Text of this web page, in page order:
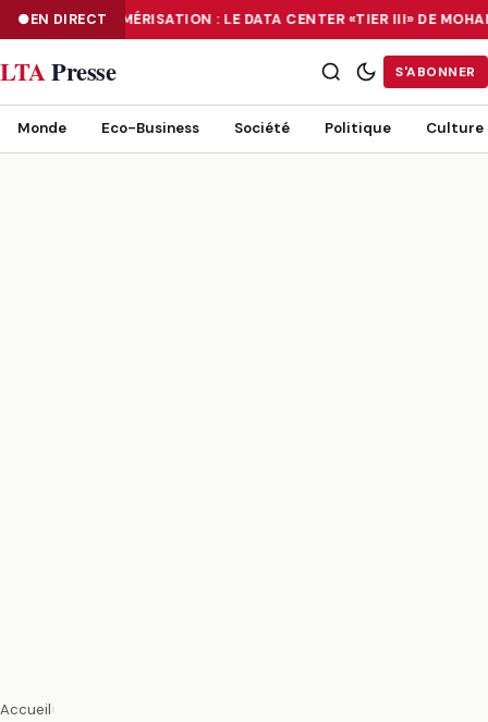
EN DIRECTNUMÉRISATION : LE DATA CENTER «TIER III» DE
NUMÉRISATION : LE DATA CENTER «TIER III» DE MOHAMMADIA, UN
LTAPresse S'ABONNER
Monde Eco-Business Société Politique Culture
Accueil›